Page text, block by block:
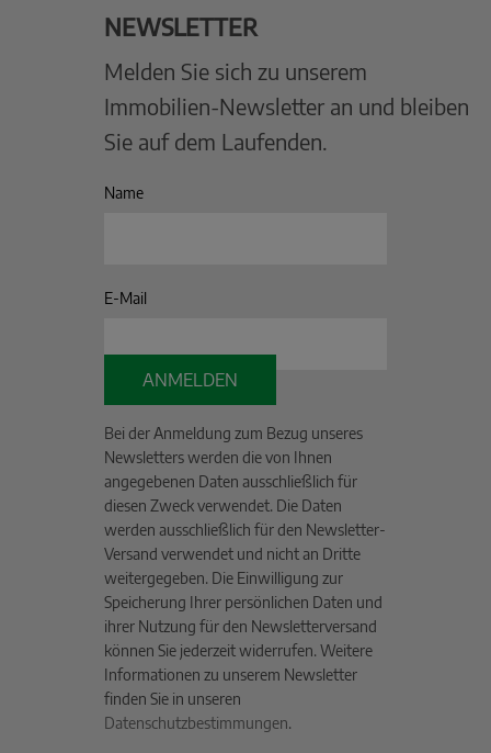
NEWSLETTER
Melden Sie sich zu unserem
Immobilien-Newsletter an und bleiben
Sie auf dem Laufenden.
Name
E-Mail
ANMELDEN
Bei der Anmeldung zum Bezug unseres
Newsletters werden die von Ihnen
angegebenen Daten ausschließlich für
diesen Zweck verwendet. Die Daten
werden ausschließlich für den Newsletter-
Versand verwendet und nicht an Dritte
weitergegeben. Die Einwilligung zur
Speicherung Ihrer persönlichen Daten und
ihrer Nutzung für den Newsletterversand
können Sie jederzeit widerrufen. Weitere
Informationen zu unserem Newsletter
finden Sie in unseren
Datenschutzbestimmungen.